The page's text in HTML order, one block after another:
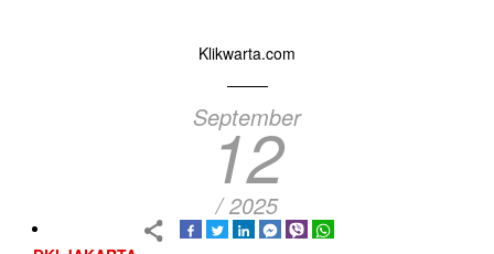
Klikwarta.com
September
12
/ 2025